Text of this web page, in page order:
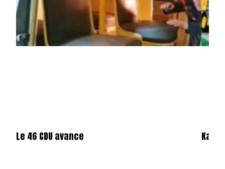
Le 46 CDU avance